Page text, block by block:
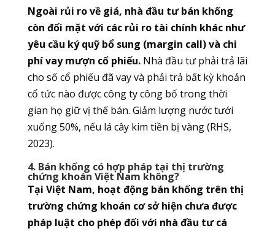
Ngoài rủi ro về giá, nhà đầu tư bán khống
còn đối mặt với các rủi ro tài chính khác như
yêu cầu ký quỹ bổ sung (margin call) và chi
phí vay mượn cổ phiếu.Nhà đầu tư phải trả lãi
cho số cổ phiếu đã vay và phải trả bất kỳ khoản
cổ tức nào được công ty công bố trong thời
gian họ giữ vị thế bán. Giảm lượng nước tưới
xuống 50%, nếu lá cây kim tiền bị vàng (RHS,
2023).
4. Bán khống có hợp pháp tại thị trường
chứng khoán Việt Nam không?
Tại Việt Nam, hoạt động bán khống trên thị
trường chứng khoán cơ sở hiện chưa được
pháp luật cho phép đối với nhà đầu tư cá